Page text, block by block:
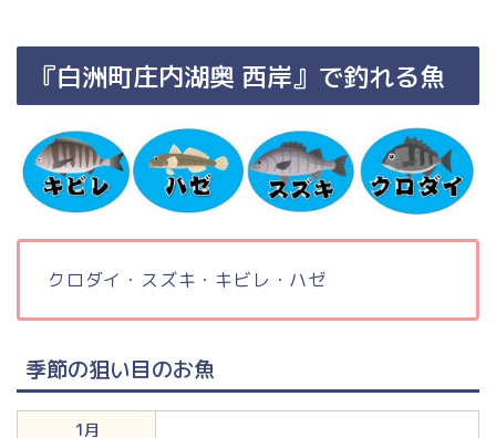
『白洲町庄内湖奥 西岸』で釣れる魚
クロダイ・スズキ・キビレ・ハゼ
季節の狙い目のお魚
1月